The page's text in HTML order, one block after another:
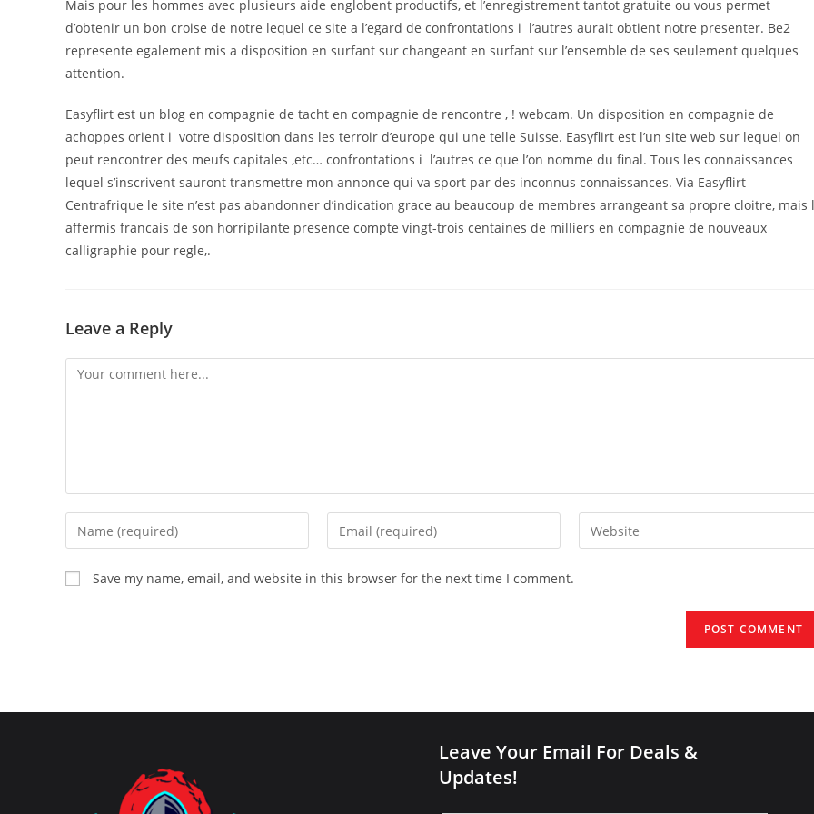
Mais pour les hommes avec plusieurs aide englobent productifs, et l’enregistrement tantot gratuite ou vous permet
d’obtenir un bon croise de notre lequel ce site a l’egard de confrontations i l’autres aurait obtient notre presenter. Be2
represente egalement mis a disposition en surfant sur changeant en surfant sur l’ensemble de ses seulement quelques
attention.
Easyflirt est un blog en compagnie de tacht en compagnie de rencontre , ! webcam. Un disposition en compagnie de
achoppes orient i votre disposition dans les terroir d’europe qui une telle Suisse. Easyflirt est l’un site web sur lequel on
peut rencontrer des meufs capitales ,etc… confrontations i l’autres ce que l’on nomme du final. Tous les connaissances
lequel s’inscrivent sauront transmettre mon annonce qui va sport par des inconnus connaissances. Via Easyflirt
Centrafrique le site n’est pas abandonner d’indication grace au beaucoup de membres arrangeant sa propre cloitre, mais
affermis francais de son horripilante presence compte vingt-trois centaines de milliers en compagnie de nouveaux
calligraphie pour regle,.
Leave a Reply
Comment
Enter
your
name
or
Enter
your
Enter
your
Save my name, email, and website in this browser for the next time I comment.
Leave Your Email For Deals &
Updates!